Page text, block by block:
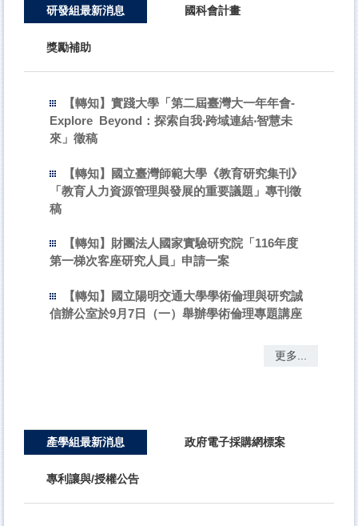
研發組最新消息 國科會計畫
獎勵補助
【轉知】實踐大學「第二屆臺灣大一年年會-
Explore Beyond：探索自我‧跨域連結‧智慧未
來」徵稿
【轉知】國立臺灣師範大學《教育研究集刊》
「教育人力資源管理與發展的重要議題」專刊徵
稿
【轉知】財團法人國家實驗研究院「116年度
第一梯次客座研究人員」申請一案
【轉知】國立陽明交通大學學術倫理與研究誠
信辦公室於9月7日（一）舉辦學術倫理專題講座
更多...
產學組最新消息 政府電子採購網標案
專利讓與/授權公告